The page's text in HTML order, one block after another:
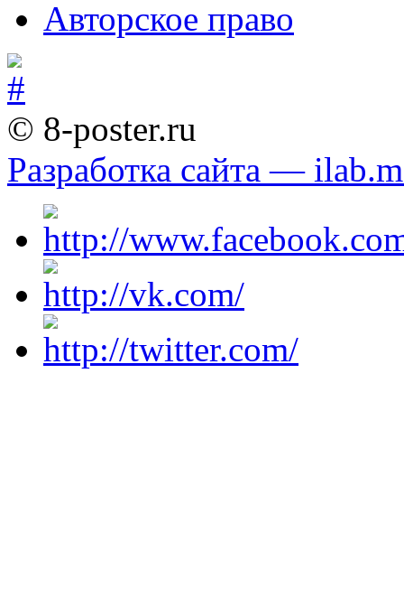
Авторское право
© 8-poster.ru
Разработка сайта —